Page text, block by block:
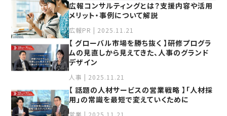
広報コンサルティングとは？⽀援内容や活⽤
メリット‧事例について解説
広報PR | 2025.11.21
【 グローバル市場を勝ち抜く 】研修プログラ
ムの見直しから見えてきた、人事のグランド
デザイン
人事 | 2025.11.21
【 話題の人材サービスの営業戦略 】「人材採
用」の常識を最短で変えていくために